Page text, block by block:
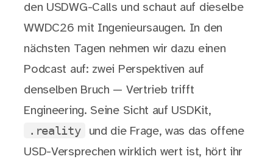
den USDWG-Calls und schaut auf dieselbe
WWDC26 mit Ingenieursaugen. In den
nächsten Tagen nehmen wir dazu einen
Podcast auf: zwei Perspektiven auf
denselben Bruch — Vertrieb trifft
Engineering. Seine Sicht auf USDKit,
.reality
und die Frage, was das offene
USD-Versprechen wirklich wert ist, hört ihr